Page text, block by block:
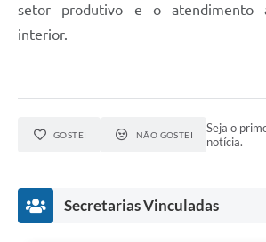
setor produtivo e o atendimento
interior.
GOSTEI NÃO GOSTEI
Seja o
notícia.
Secretarias Vinculadas